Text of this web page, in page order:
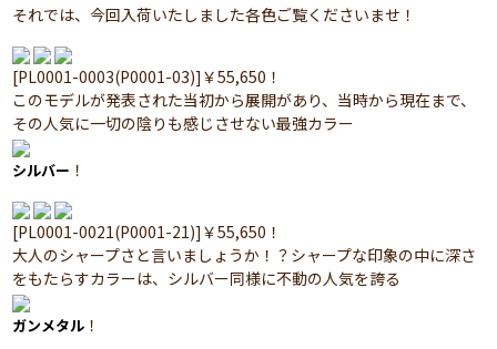
それでは、今回入荷いたしました各色ご覧くださいませ！
[PL0001-0003(P0001-03)]￥55,650！
このモデルが発表された当初から展開があり、当時から現在まで、
その人気に一切の陰りも感じさせない最強カラー
シルバー ！
[PL0001-0021(P0001-21)]￥55,650！
大人のシャープさと言いましょうか！？シャープな印象の中に深さ
をもたらすカラーは、シルバー同様に不動の人気を誇る
ガンメタル ！